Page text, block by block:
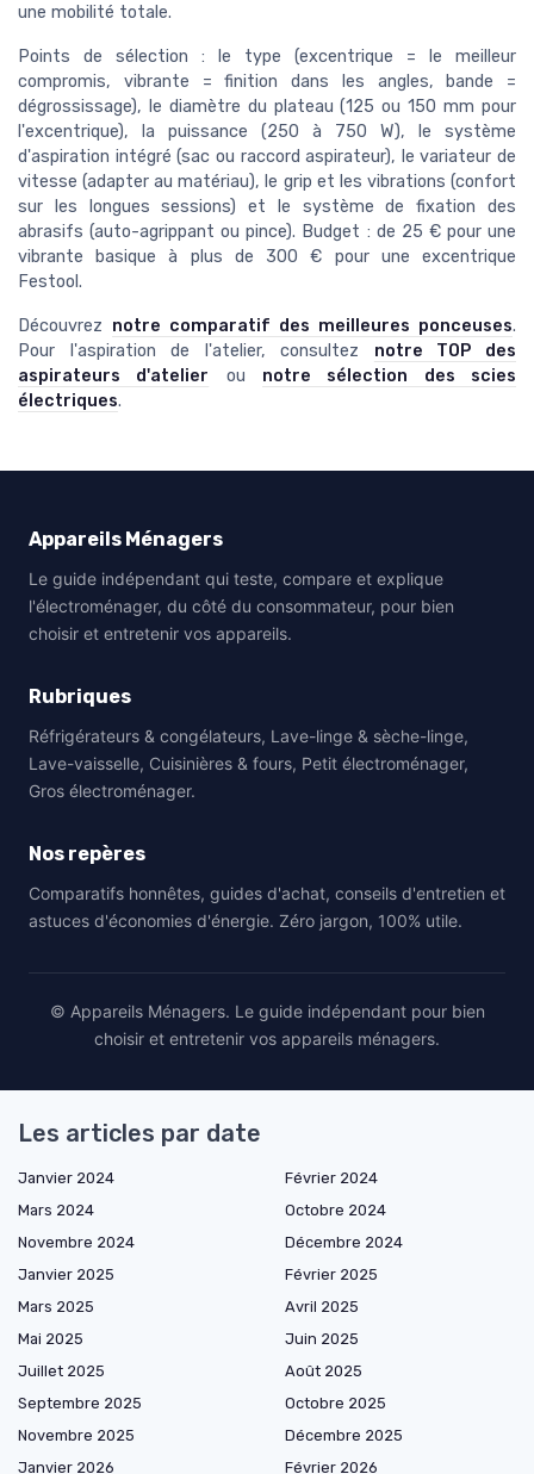
une mobilité totale.
Points de sélection : le type (excentrique = le meilleur
compromis, vibrante = finition dans les angles, bande =
dégrossissage), le diamètre du plateau (125 ou 150 mm pour
l'excentrique), la puissance (250 à 750 W), le système
d'aspiration intégré (sac ou raccord aspirateur), le variateur de
vitesse (adapter au matériau), le grip et les vibrations (confort
sur les longues sessions) et le système de fixation des
abrasifs (auto-agrippant ou pince). Budget : de 25 € pour une
vibrante basique à plus de 300 € pour une excentrique
Festool.
Découvrez notre comparatif des meilleures ponceuses.
Pour l'aspiration de l'atelier, consultez notre TOP des
aspirateurs d'atelier ou notre sélection des scies
électriques.
Appareils Ménagers
Le guide indépendant qui teste, compare et explique
l'électroménager, du côté du consommateur, pour bien
choisir et entretenir vos appareils.
Rubriques
Réfrigérateurs & congélateurs, Lave-linge & sèche-linge,
Lave-vaisselle, Cuisinières & fours, Petit électroménager,
Gros électroménager.
Nos repères
Comparatifs honnêtes, guides d'achat, conseils d'entretien et
astuces d'économies d'énergie. Zéro jargon, 100% utile.
© Appareils Ménagers. Le guide indépendant pour bien
choisir et entretenir vos appareils ménagers.
Les articles par date
Janvier 2024
Février 2024
Mars 2024
Octobre 2024
Novembre 2024
Décembre 2024
Janvier 2025
Février 2025
Mars 2025
Avril 2025
Mai 2025
Juin 2025
Juillet 2025
Août 2025
Septembre 2025
Octobre 2025
Novembre 2025
Décembre 2025
Janvier 2026
Février 2026